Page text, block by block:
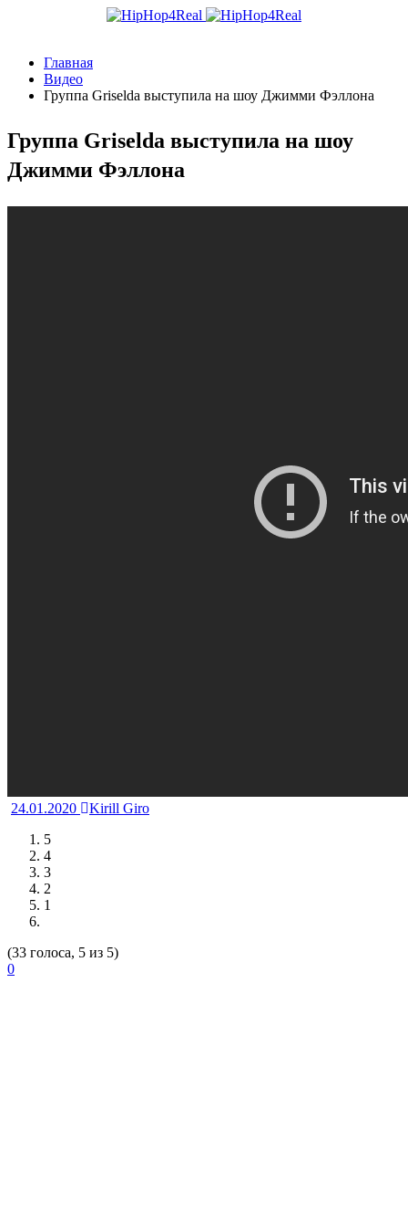
Главная
Видео
Группа Griselda выступила на шоу Джимми Фэллона
Группа Griselda выступила на шоу
Джимми Фэллона
24.01.2020
Kirill Giro
5
4
3
2
1
(33 голоса, 5 из 5)
0